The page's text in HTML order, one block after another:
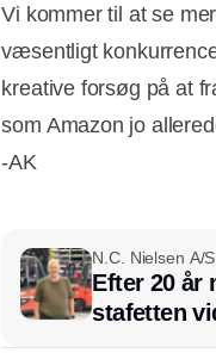
Vi kommer til at se
væsentligt
kreative forsøg på at
som Amazon jo
-AK
N.C. Nielsen A/S
Efter 20 år
stafetten